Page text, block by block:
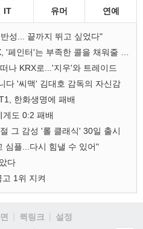
IT 유머 연예
성... 끝까지 뛰고 싶었다"
나 KRX로...'지우'와 트레이드
다 '씨맥' 김대호 감독의 자신감
한화생명에 패배
게도 0:2 패배
그 감성 '롤 클래식' 30일 출시
심플...다시 힘낼 수 있어"
다
1위 지켜
퀵링크
설정